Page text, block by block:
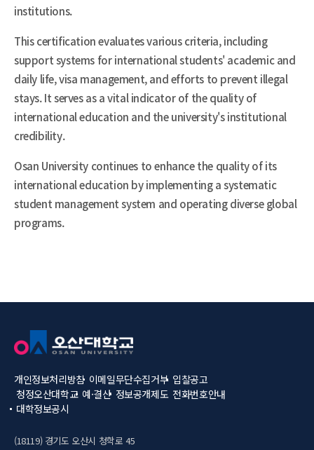
institutions.
This certification evaluates various criteria, including
support systems for international students' academic and
daily life, visa management, and efforts to prevent illegal
stays. It serves as a vital indicator of the quality of
international education and the university's institutional
credibility.
Osan University continues to enhance the quality of its
international education by implementing a systematic
student management system and operating diverse global
programs.
개인정보처리방침 이메일무단수집거부 입찰공고
청정오산대학교 예·결산 정보공개제도 전화번호안내
대학정보공시
(18119) 경기도 오산시 청학로 45